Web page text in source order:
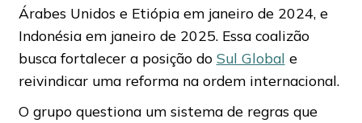
Árabes Unidos e Etiópia em janeiro de 2024, e
Indonésia em janeiro de 2025. Essa coalizão
busca fortalecer a posição do Sul Global e
reivindicar uma reforma na ordem internacional.
O grupo questiona um sistema de regras que